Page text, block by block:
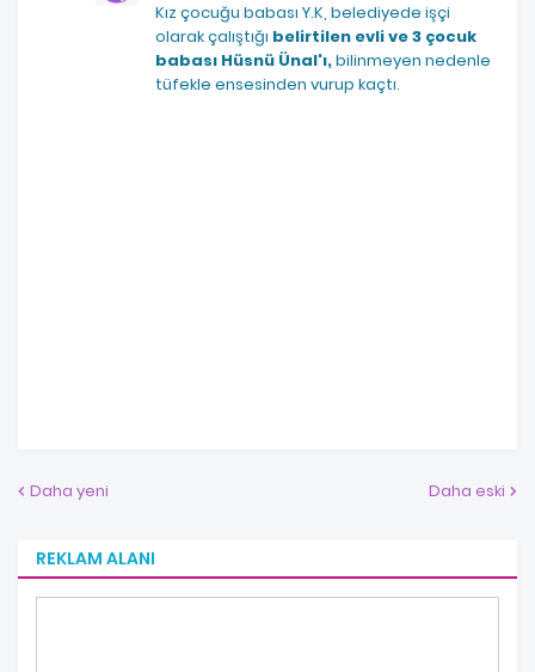
Kız çocuğu babası Y.K, belediyede işçi
olarak çalıştığı belirtilen evli ve 3 çocuk
babası Hüsnü Ünal'ı,bilinmeyen nedenle
tüfekle ensesinden vurup kaçtı.
Daha yeni Daha eski
REKLAM ALANI